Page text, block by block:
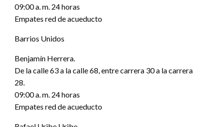
09:00 a. m. 24 horas
Empates red de acueducto
Barrios Unidos
Benjamín Herrera.
De la calle 63 a la calle 68, entre carrera 30 a la carrera
28.
09:00 a. m. 24 horas
Empates red de acueducto